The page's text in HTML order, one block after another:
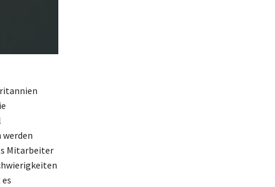
Mitarbeiter